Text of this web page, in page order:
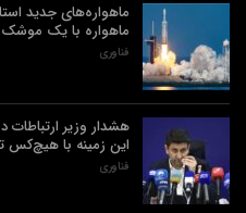
ماهواره با یک موشک
فناوری
هشدار وزیر ارتباطات
این زمینه با هیچ‌کس
فناوری